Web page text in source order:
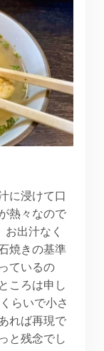
に浸けて口
熱々なので
出汁なく
焼きの基準
ているの
ころは申し
らいで小さ
れば再現で
と残念でし